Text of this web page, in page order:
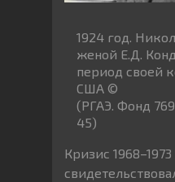
1924 год.
женой Е.Д.
период своей
США ©
(РГАЭ. Фонд
45)
Кризис 1968–1973